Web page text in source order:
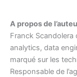
A propos de
Franck Scandolera
analytics, data
marqué sur les
Responsable de